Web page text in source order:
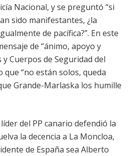
Nacional, y se preguntó “si
sido manifestantes, ¿la
de pacífica?”. En este
de “ánimo, apoyo y
Cuerpos de Seguridad del
que “no están solos, queda
Grande-Marlaska los humille
del PP canario defendió la
la decencia a La Moncloa,
de España sea Alberto